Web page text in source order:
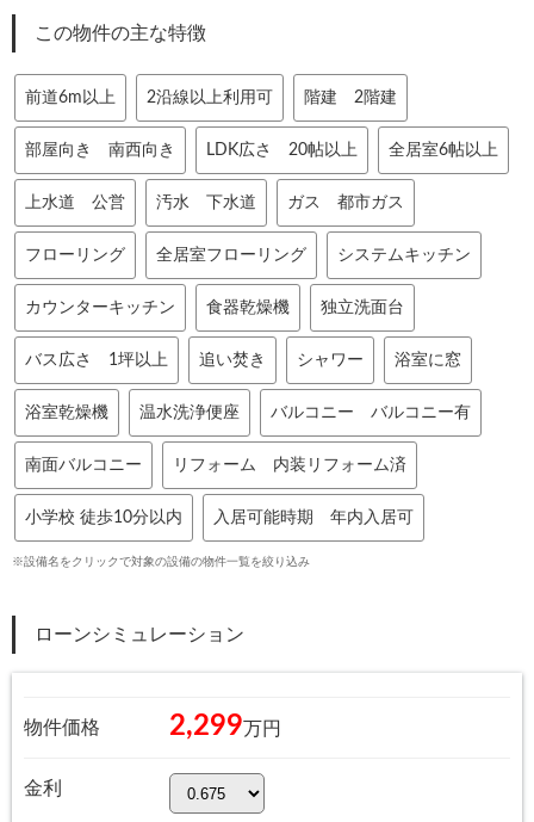
この物件の主な特徴
前道6m以上 2沿線以上利用可 階建 2階建
部屋向き 南西向き LDK広さ 20帖以上 全居室6帖以上
上水道 公営 汚水 下水道 ガス 都市ガス
フローリング 全居室フローリング システムキッチン
カウンターキッチン 食器乾燥機 独立洗面台
バス広さ 1坪以上 追い焚き シャワー 浴室に窓
浴室乾燥機 温水洗浄便座 バルコニー バルコニー有
南面バルコニー リフォーム 内装リフォーム済
小学校 徒歩10分以内 入居可能時期 年内入居可
※設備名をクリックで対象の設備の物件一覧を絞り込み
ローンシミュレーション
物件価格 2,299万円
金利